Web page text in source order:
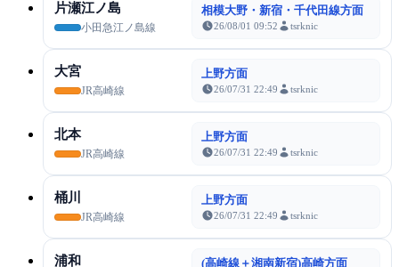
片瀬江ノ島
小田急江ノ島線
相模大野・新宿・千代田線方面
26/08/01 09:52 tsrknic
大宮
JR高崎線
上野方面
26/07/31 22:49 tsrknic
北本
JR高崎線
上野方面
26/07/31 22:49 tsrknic
桶川
JR高崎線
上野方面
26/07/31 22:49 tsrknic
浦和 (高崎線＋湘南新宿)高崎方面